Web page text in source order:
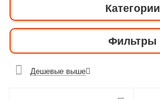
Категории
Фильтры
Дешевые выше